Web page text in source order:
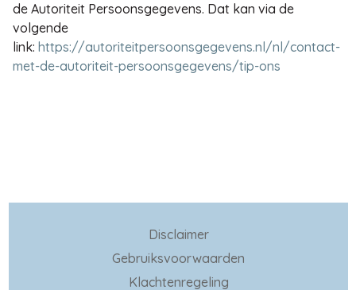
de Autoriteit Persoonsgegevens. Dat kan via de
volgende
link: https://autoriteitpersoonsgegevens.nl/nl/contact-
met-de-autoriteit-persoonsgegevens/tip-ons
Disclaimer
Gebruiksvoorwaarden
Klachtenregeling